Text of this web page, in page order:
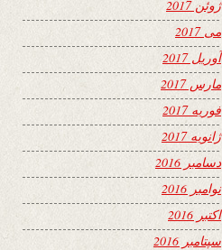
ژوئن 2017
می 2017
آوریل 2017
مارس 2017
فوریه 2017
ژانویه 2017
دسامبر 2016
نوامبر 2016
اکتبر 2016
سپتامبر 2016